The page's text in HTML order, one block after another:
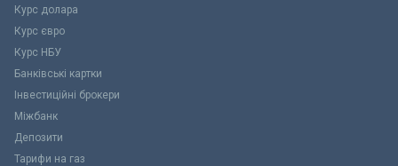
Курс долара
Курс євро
Курс НБУ
Банківські картки
Інвестиційні брокери
Міжбанк
Депозити
Тарифи на газ